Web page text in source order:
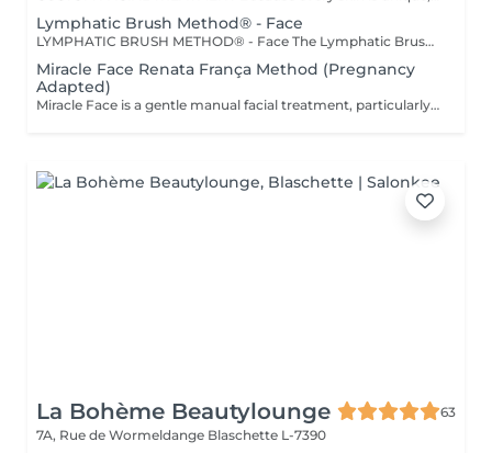
Lymphatic Brush Method® - Face
LYMPHATIC BRUSH METHOD® - Face The Lymphatic Brush Method® is an expert facial lymphatic stimulation technique performed using a specific facial brush, designed and registered for precise tissue work on the face. This method aims to reactivate lymphatic circulation, decongest facial features, and improve overall skin quality, while fully respecting the delicate structures of the face. The treatment helps address: - facial puffiness - jawline and contour definition - under-eye bags and dark circles - skin luminosity and texture Beyond its aesthetic benefits, this method also promotes a sensation of lightness and overall relaxation by supporting tissue balance. Each session follows a precise protocol, adapted to the facial morphology and individual needs.
Miracle Face Renata França Method (Pregnancy
Adapted)
Miracle Face is a gentle manual facial treatment, particularly appreciated during pregnancy for its decongesting and revitalising effects. During pregnancy, the face may be prone to swelling, fluid retention and signs of fatigue. Through precise lymphatic drainage and sculpting movements, this treatment helps reduce puffiness, improve circulation and restore radiance, while fully respecting the increased sensitivity of the skin. The work focuses on the face and neck, using a technique entirely adapted to pregnancy, without excessive stimulation or discomfort. A safe, soothing and expert treatment, ideal for restoring a feeling of freshness, lightness and relaxation during pregnancy.
La Bohème Beautylounge
63
7A, Rue de Wormeldange Blaschette L-7390